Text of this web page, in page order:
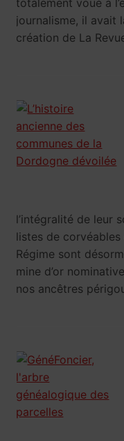
totalement voué à
journalisme, il avait
création de La
l’intégralité de leur
listes de corvéables
Régime sont
mine d’or
nos ancêtres